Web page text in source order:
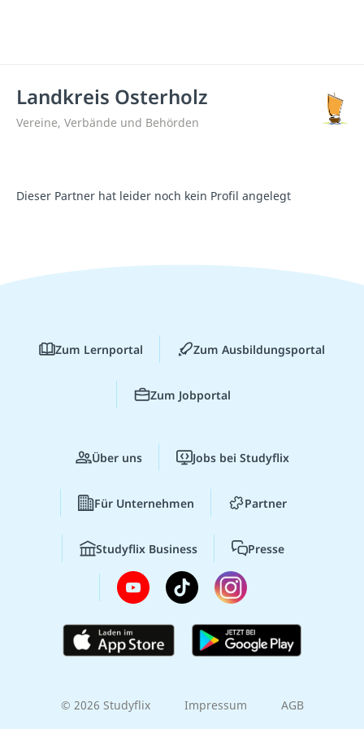
Landkreis Osterholz
Vereine, Verbände und Behörden
Dieser Partner hat leider noch kein Profil angelegt
Zum Lernportal Zum Ausbildungsportal
Zum Jobportal
Über uns Jobs bei Studyflix
Für Unternehmen Partner
Studyflix Business Presse
© 2026 Studyflix Impressum AGB